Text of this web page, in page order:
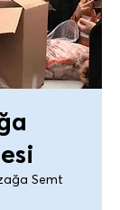
Semt